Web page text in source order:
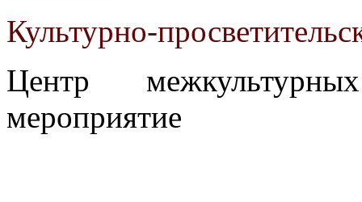
Культурно-
Центр
мероприятие